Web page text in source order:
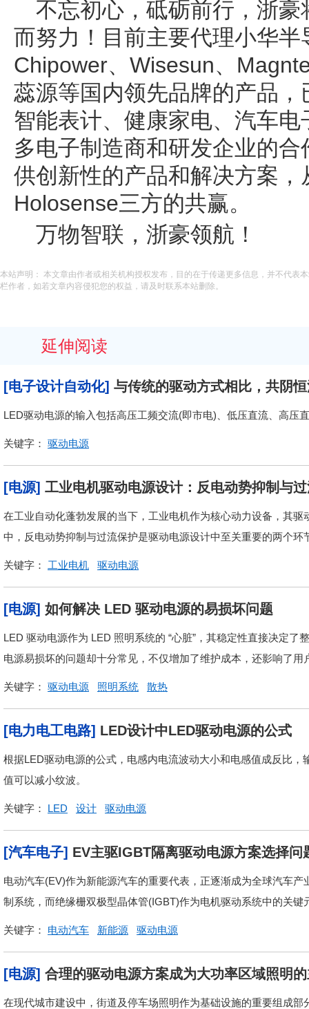
不忘初心，砥砺前行，浙豪
而努力！目前主要代理小华
Chipower、Wisesun、
蕊源等国内领先品牌的产品
智能表计、健康家电、汽车
多电子制造商和研发企业的
供创新性的产品和解决方案
Holosense三方的共赢。
万物智联，浙豪领航！
本站声明： 本文章由作者或相关机构授权发布，目的在于传递更多信息，并不代表
栏作者，如若文章内容侵犯您的权益，请及时联系本站删除。
延伸阅读
[电子设计自动化] 与传统的驱动方式相比，共阴
LED驱动电源的输入包括高压工频交流(即市电)、低压直流、高压
关键字： 驱动电源
[电源] 工业电机驱动电源设计：反电动势抑制与
在工业自动化蓬勃发展的当下，工业电机作为核心动力设备，其
中，反电动势抑制与过流保护是驱动电源设计中至关重要的两个
关键字： 工业电机 驱动电源
[电源] 如何解决 LED 驱动电源的易损坏问题
LED 驱动电源作为 LED 照明系统的 “心脏”，其稳定性直接决定
电源易损坏的问题却十分常见，不仅增加了维护成本，还影响了
关键字： 驱动电源 照明系统 散热
[电力电工电路] LED设计中LED驱动电源的公式
根据LED驱动电源的公式，电感内电流波动大小和电感值成反比
值可以减小纹波。
关键字： LED 设计 驱动电源
[汽车电子] EV主驱IGBT隔离驱动电源方案选择问
电动汽车(EV)作为新能源汽车的重要代表，正逐渐成为全球汽车
制系统，而绝缘栅双极型晶体管(IGBT)作为电机驱动系统中的关
关键字： 电动汽车 新能源 驱动电源
[电源] 合理的驱动电源方案成为大功率区域照明
在现代城市建设中，街道及停车场照明作为基础设施的重要组成